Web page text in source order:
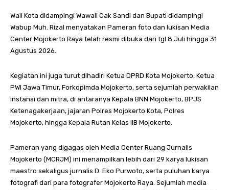
Wali Kota didampingi Wawali Cak Sandi dan Bupati didampingi
Wabup Muh. Rizal menyatakan Pameran foto dan lukisan Media
Center Mojokerto Raya telah resmi dibuka dari tgl 8 Juli hingga 31
Agustus 2026.
Kegiatan ini juga turut dihadiri Ketua DPRD Kota Mojokerto, Ketua
PWI Jawa Timur, Forkopimda Mojokerto, serta sejumlah perwakilan
instansi dan mitra, di antaranya Kepala BNN Mojokerto, BPJS
Ketenagakerjaan, jajaran Polres Mojokerto Kota, Polres
Mojokerto, hingga Kepala Rutan Kelas IIB Mojokerto.
Pameran yang digagas oleh Media Center Ruang Jurnalis
Mojokerto (MCRJM) ini menampilkan lebih dari 29 karya lukisan
maestro sekaligus jurnalis D. Eko Purwoto, serta puluhan karya
fotografi dari para fotografer Mojokerto Raya. Sejumlah media